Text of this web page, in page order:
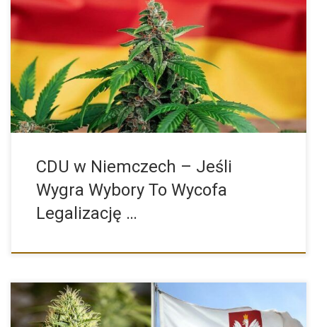
Niemcy stoją przed kolejnym ważnym politycznym zwrotem,
który może w […]
CDU w Niemczech – Jeśli
Wygra Wybory To Wycofa
Legalizację …